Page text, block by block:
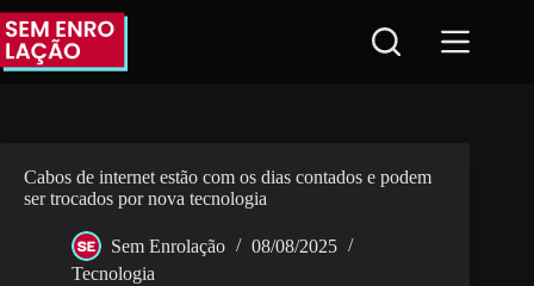
Pular
para
conteúdo
Cabos de internet estão com os dias contados e podem
ser trocados por nova tecnologia
Sem Enrolação
08/08/2025
Tecnologia